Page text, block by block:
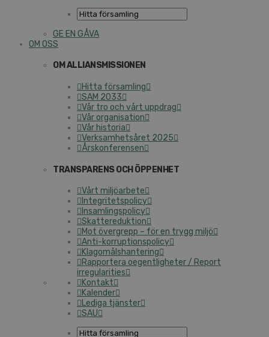
GE EN GÅVA
OM OSS
OM ALLIANSMISSIONEN
Hitta församling
SAM 2033
Vår tro och vårt uppdrag
Vår organisation
Vår historia
Verksamhetsåret 2025
Årskonferensen
TRANSPARENS OCH ÖPPENHET
Vårt miljöarbete
Integritetspolicy
Insamlingspolicy
Skattereduktion
Mot övergrepp – för en trygg miljö
Anti-korruptionspolicy
Klagomålshantering
Rapportera oegentligheter / Report
irregularities
Kontakt
Kalender
Lediga tjänster
SAU